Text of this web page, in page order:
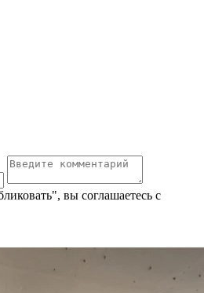
вы соглашаетесь с